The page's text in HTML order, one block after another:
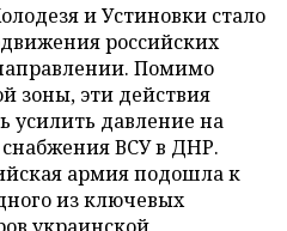
и Устиновки стало
российских
Помимо
зоны, эти действия
усилить давление на
ВСУ в ДНР.
армия подошла к
из ключевых